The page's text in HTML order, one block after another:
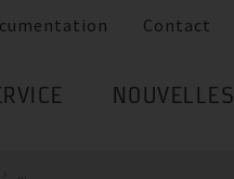
Contact
NOUVELLES